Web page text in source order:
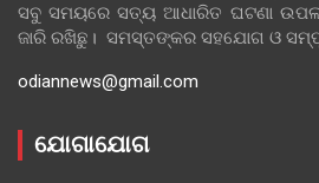
ସବୁ ସମୟରେ ସତ୍ୟ ଆଧାରିତ ଘଟଣା
ଜାରି ରଖିଛୁ। ସମସ୍ତଙ୍କର ସହଯୋଗ ଓ
odiannews@gmail.com
ଯୋଗାଯୋଗ